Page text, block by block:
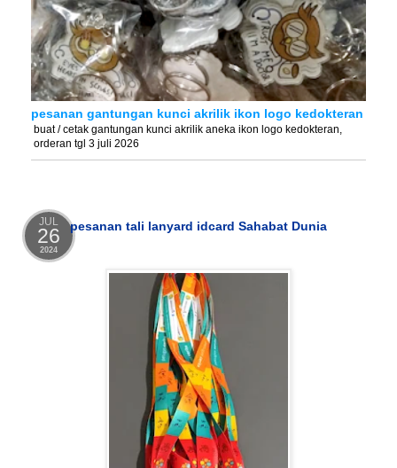
pesanan gantungan kunci akrilik ikon logo kedokteran
buat / cetak gantungan kunci akrilik aneka ikon logo kedokteran,
orderan tgl 3 juli 2026
JUL
26
2024
pesanan tali lanyard idcard Sahabat Dunia